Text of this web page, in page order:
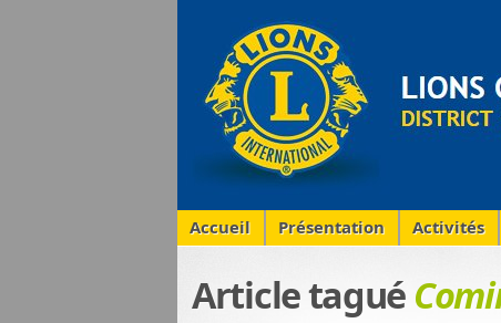
Accueil Présentation Activités
Article tagué